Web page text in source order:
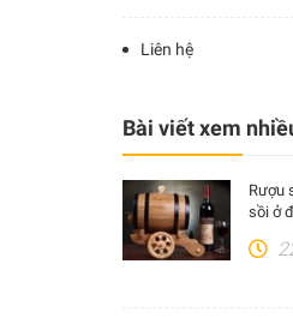
Liên hệ
Bài viết xem
Rượu
sồi ở